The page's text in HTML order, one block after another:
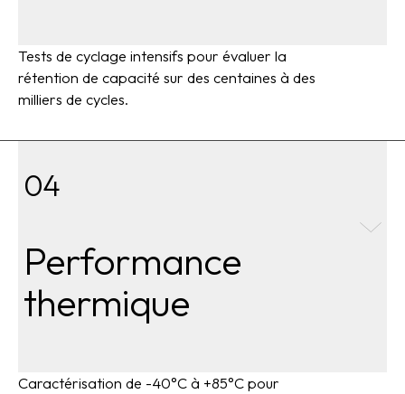
Tests de cyclage intensifs pour évaluer la
rétention de capacité sur des centaines à des
milliers de cycles.
04
Performance
thermique
Caractérisation de -40°C à +85°C pour